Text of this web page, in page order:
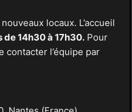
locaux. L’accueil
de 14h30 à 17h30.Pour
contacter l’équipe par